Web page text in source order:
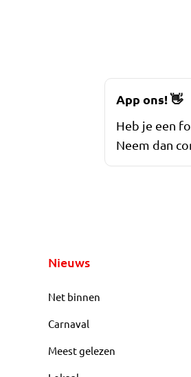
App ons!👋
Heb je een
Neem dan
Nieuws
Net binnen
Carnaval
Meest gelezen